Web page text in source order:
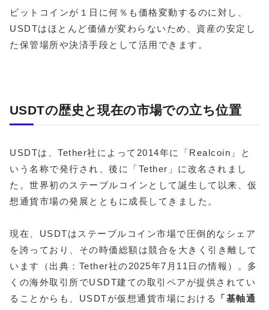
ビットコインが１日に何％も価格変動するのに対し、
USDTはほとんど価値が変わらないため、資産の安定し
た保管場所や決済手段として活用できます。
USDTの歴史と現在の市場での立ち位置
USDTは、Tether社によって2014年に「Realcoin」と
いう名称で発行され、後に「Tether」に改名されまし
た。世界初のステーブルコインとして誕生して以来、仮
想通貨市場の発展とともに成長してきました。
現在、USDTはステーブルコイン市場で圧倒的なシェア
を誇っており、その時価総額は競合を大きく引き離して
います（出典：Tether社の2025年7月11日の情報）。多
くの海外取引所でUSDT建ての取引ペアが提供されてい
ることからも、USDTが仮想通貨市場における
「基軸通